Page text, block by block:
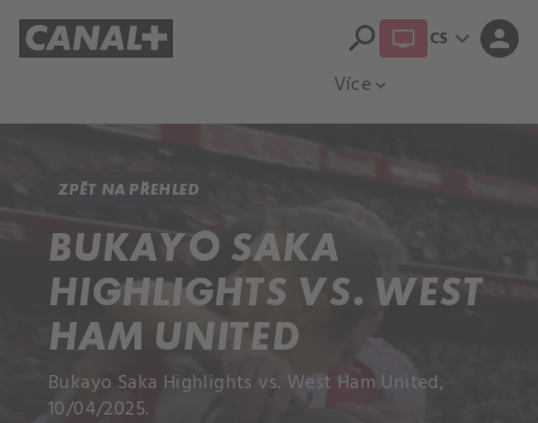
Více expand_more
search CS expand_more person
ZPĚT NA PŘEHLED
BUKAYO SAKA
HIGHLIGHTS VS. WEST
HAM UNITED
Bukayo Saka Highlights vs. West Ham United,
10/04/2025.